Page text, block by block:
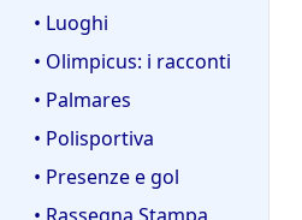
• Luoghi
• Olimpicus: i racconti
• Palmares
• Polisportiva
• Presenze e gol